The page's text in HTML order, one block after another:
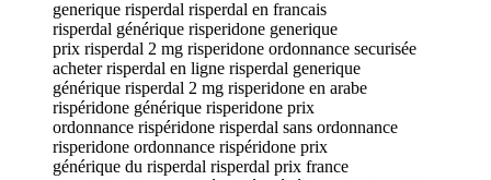
generique risperdal risperdal en francais
risperdal générique risperidone generique
prix risperdal 2 mg risperidone ordonnance securisée
acheter risperdal en ligne risperdal generique
générique risperdal 2 mg risperidone en arabe
rispéridone générique risperidone prix
ordonnance rispéridone risperdal sans ordonnance
risperidone ordonnance rispéridone prix
générique du risperdal risperdal prix france